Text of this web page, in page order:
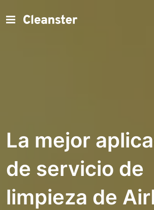
La mejor
de servicio de
limpieza de